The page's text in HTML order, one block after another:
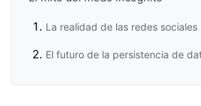
La realidad de las redes sociales
El futuro de la persistencia de